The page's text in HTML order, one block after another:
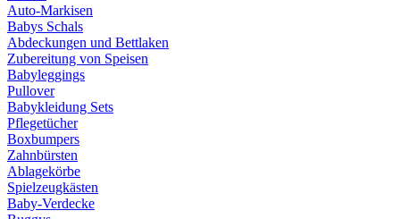
Auto-Markisen
Babys Schals
Abdeckungen und Bettlaken
Zubereitung von Speisen
Babyleggings
Pullover
Babykleidung Sets
Pflegetücher
Boxbumpers
Zahnbürsten
Ablagekörbe
Spielzeugkästen
Baby-Verdecke